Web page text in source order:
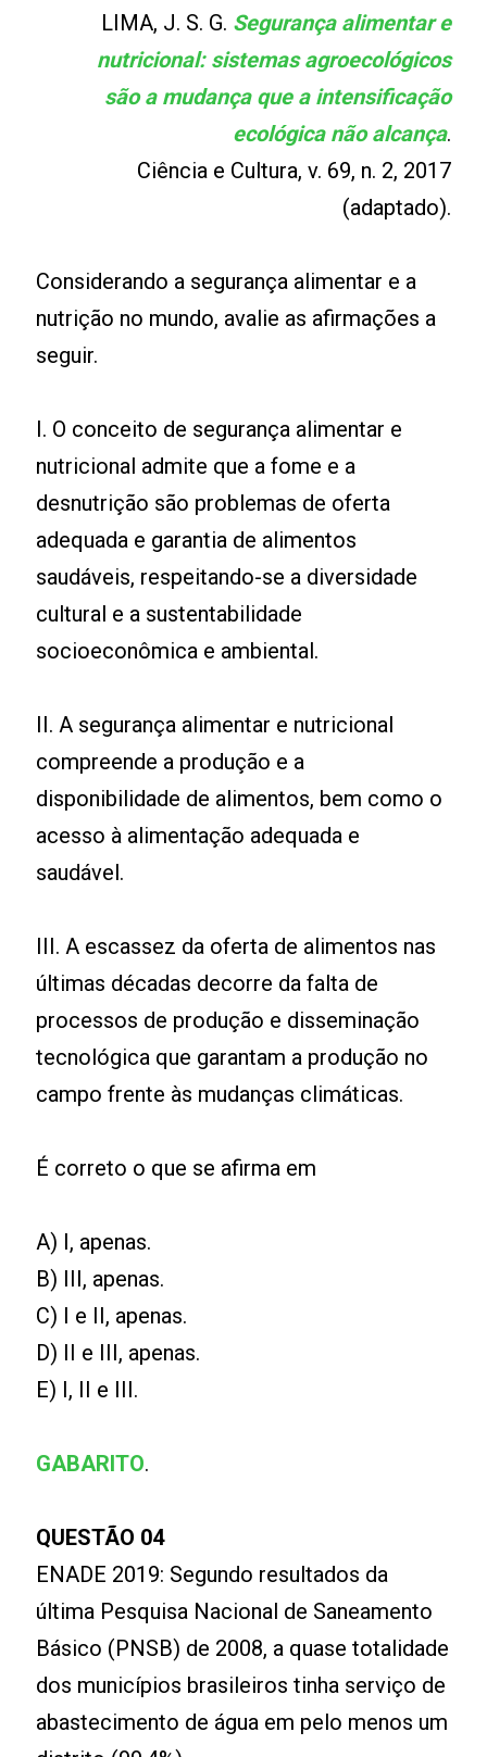
LIMA, J. S. G. Segurança alimentar e
nutricional: sistemas agroecológicos
são a mudança que a intensificação
ecológica não alcança.
Ciência e Cultura, v. 69, n. 2, 2017
(adaptado).
Considerando a segurança alimentar e a
nutrição no mundo, avalie as afirmações a
seguir.
I. O conceito de segurança alimentar e
nutricional admite que a fome e a
desnutrição são problemas de oferta
adequada e garantia de alimentos
saudáveis, respeitando-se a diversidade
cultural e a sustentabilidade
socioeconômica e ambiental.
II. A segurança alimentar e nutricional
compreende a produção e a
disponibilidade de alimentos, bem como o
acesso à alimentação adequada e
saudável.
III. A escassez da oferta de alimentos nas
últimas décadas decorre da falta de
processos de produção e disseminação
tecnológica que garantam a produção no
campo frente às mudanças climáticas.
É correto o que se afirma em
A) I, apenas.
B) III, apenas.
C) I e II, apenas.
D) II e III, apenas.
E) I, II e III.
GABARITO.
QUESTÃO 04
ENADE 2019: Segundo resultados da
última Pesquisa Nacional de Saneamento
Básico (PNSB) de 2008, a quase totalidade
dos municípios brasileiros tinha serviço de
abastecimento de água em pelo menos um